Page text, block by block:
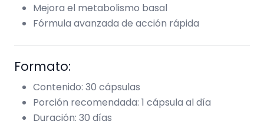
Mejora el metabolismo basal
Fórmula avanzada de acción rápida
Formato:
Contenido: 30 cápsulas
Porción recomendada: 1 cápsula al día
Duración: 30 días